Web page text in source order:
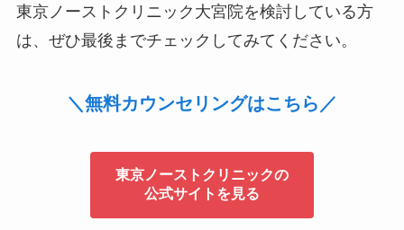
東京ノーストクリニック大宮院を検討している方
は、ぜひ最後までチェックしてみてください。
＼無料カウンセリングはこちら／
東京ノーストクリニックの
公式サイトを見る